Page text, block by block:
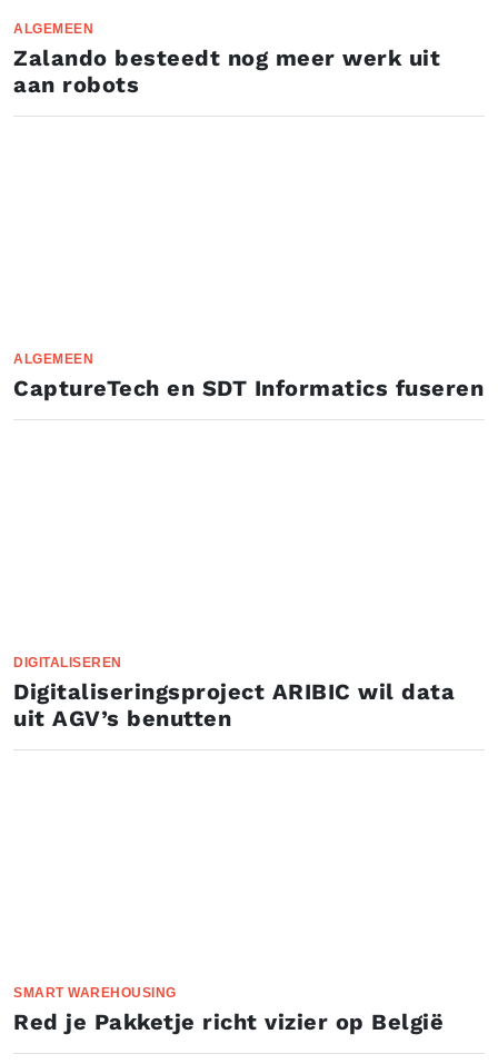
ALGEMEEN
Zalando besteedt nog meer werk uit
aan robots
ALGEMEEN
​CaptureTech en SDT Informatics fuseren
DIGITALISEREN
Digitaliseringsproject ARIBIC wil data
uit AGV’s benutten
SMART WAREHOUSING
Red je Pakketje richt vizier op België